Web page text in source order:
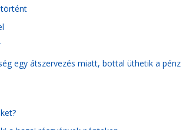
történt
egy átszervezés miatt, bottal üthetik a pénz